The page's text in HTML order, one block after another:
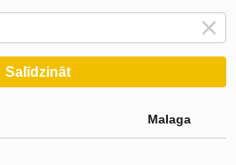
Salīdzināt
Malaga